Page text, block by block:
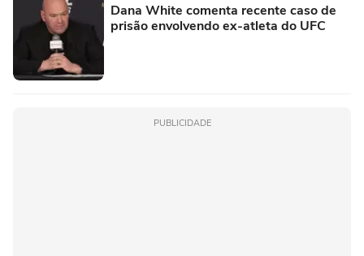
Dana White comenta recente caso de
prisão envolvendo ex-atleta do UFC
PUBLICIDADE